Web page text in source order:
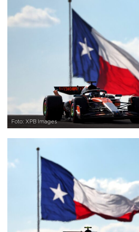
Foto: XPB Images